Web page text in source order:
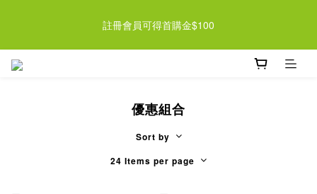
近期檸檬酵素系列即將調漲 趁現在買起來 >>
註冊會員可得首購金$100
優惠組合
Sort by
24 Items per page